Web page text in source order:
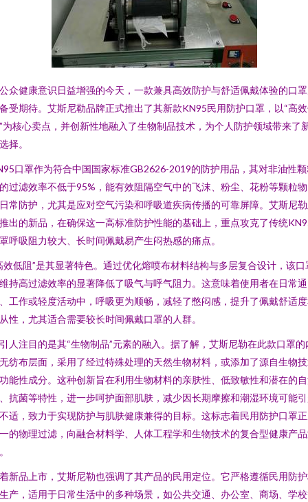
众健康意识日益增强的今天，一款兼具高效防护与舒适佩戴体验的口
受期待。艾斯尼勒品牌正式推出了其新款KN95民用防护口罩，以“高
为核心卖点，并创新性地融入了生物制品技术，为个人防护领域带来了
择。
口罩作为符合中国国家标准GB2626-2019的防护用品，其对非油性
过滤效率不低于95%，能有效阻隔空气中的飞沫、粉尘、花粉等颗粒
常防护，尤其是应对空气污染和呼吸道疾病传播的可靠屏障。艾斯尼
出的新品，在确保这一高标准防护性能的基础上，重点攻克了传统
呼吸阻力较大、长时间佩戴易产生闷热感的痛点。
效低阻”是其显著特色。通过优化熔喷布材料结构与多层复合设计，该口
持高过滤效率的显著降低了吸气与呼气阻力。这意味着使用者在日常通
工作或轻度活动中，呼吸更为顺畅，减轻了憋闷感，提升了佩戴舒适
性，尤其适合需要较长时间佩戴口罩的人群。
人注目的是其“生物制品”元素的融入。据了解，艾斯尼勒在此款口罩的
纺布层面，采用了经过特殊处理的天然生物材料，或添加了源自生物
能性成分。这种创新旨在利用生物材料的亲肤性、低致敏性和潜在的
抗菌等特性，进一步呵护面部肌肤，减少因长期摩擦和潮湿环境可能
适，致力于实现防护与肌肤健康兼得的目标。这标志着民用防护口罩
的物理过滤，向融合材料学、人体工程学和生物技术的复合型健康产
新品上市，艾斯尼勒也强调了其产品的民用定位。它严格遵循民用防
产，适用于日常生活中的多种场景，如公共交通、办公室、商场、学